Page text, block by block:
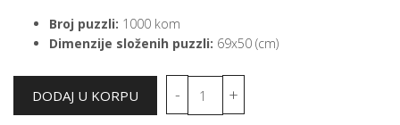
Broj puzzli: 1000 kom
Dimenzije složenih puzzli: 69x50 (cm)